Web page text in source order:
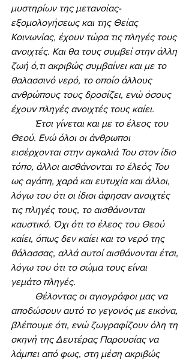
μυστηρίων της μετανοίας-
εξομολογήσεως και της Θείας
Κοινωνίας, έχουν τώρα τις πληγές τους
ανοιχτές. Και θα τους συμβεί στην άλλη
ζωή ό,τι ακριβώς συμβαίνει και με το
θαλασσινό νερό, το οποίο άλλους
ανθρώπους τους δροσίζει, ενώ όσους
έχουν πληγές ανοιχτές τους καίει.
Θεού. Ενώ όλοι οι άνθρωποι
εισέρχονται στην αγκαλιά Του στον ίδιο
τόπο, άλλοι αισθάνονται το έλεός Του
ως αγάπη, χαρά και ευτυχία και άλλοι,
λόγω του ότι οι ίδιοι άφησαν ανοιχτές
τις πληγές τους, το αισθάνονται
καυστικό. Όχι ότι το έλεος του Θεού
καίει, όπως δεν καίει και το νερό της
θάλασσας, αλλά αυτοί αισθάνονται έτσι,
λόγω του ότι το σώμα τους είναι
γεμάτο πληγές.
αποδώσουν αυτό το γεγονός με εικόνα,
βλέπουμε ότι, ενώ ζωγραφίζουν όλη τη
σκηνή της Δευτέρας Παρουσίας να
λάμπει από φως, στη μέση ακριβώς